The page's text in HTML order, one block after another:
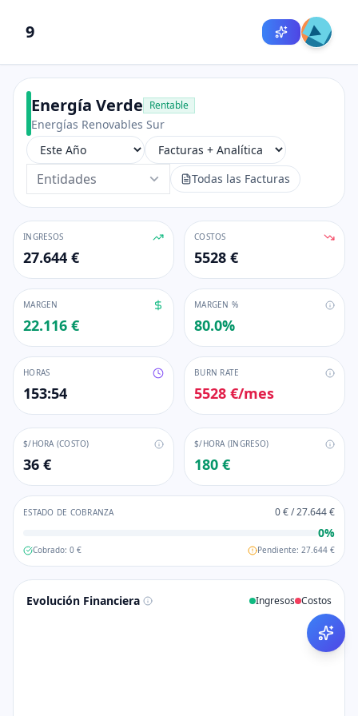
9
Energía Verde Rentable
Energías Renovables Sur
Entidades Todas las Facturas
INGRESOS
27.644 €
COSTOS
5528 €
MARGEN
22.116 €
MARGEN %
80.0%
HORAS
153:54
BURN RATE
5528 €/mes
$/HORA (COSTO)
36 €
$/HORA (INGRESO)
180 €
ESTADO DE COBRANZA 0 €/27.644 €
0%
Cobrado: 0 € Pendiente: 27.644 €
Evolución Financiera Ingresos Costos